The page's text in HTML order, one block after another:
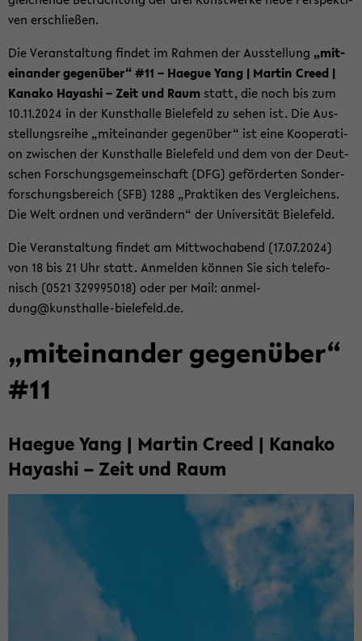
ven er­schlie­ßen.
Die Ver­an­stal­tung fin­det im Rah­men der Aus­stel­lung „mit­
ein­an­der ge­gen­über“ #11 – Ha­e­gue Yang | Mar­tin Creed |
Ka­na­ko Ha­ya­shi – Zeit und Raum statt, die noch bis zum
10.11.2024 in der Kunst­hal­le Bie­le­feld zu sehen ist. Die Aus­
stel­lungs­rei­he „mit­ein­an­der ge­gen­über“ ist eine Ko­ope­ra­ti­
on zwi­schen der Kunst­hal­le Bie­le­feld und dem von der Deut­
schen For­schungs­ge­mein­schaft (DFG) ge­för­der­ten Son­der­
for­schungs­be­reich (SFB) 1288 „Prak­ti­ken des Ver­glei­chens.
Die Welt ord­nen und ver­än­dern“ der Uni­ver­si­tät Bie­le­feld.
Die Ver­an­stal­tung fin­det am Mitt­woch­abend (17.07.2024)
von 18 bis 21 Uhr statt. An­mel­den kön­nen Sie sich te­le­fo­
nisch (0521 329995018) oder per Mail: an­mel­
dung@kunsthalle-​bielefeld.de.
„mit­ein­an­der ge­gen­über“
#11
Ha­e­gue Yang | Mar­tin Creed | Ka­na­ko
Ha­ya­shi – Zeit und Raum